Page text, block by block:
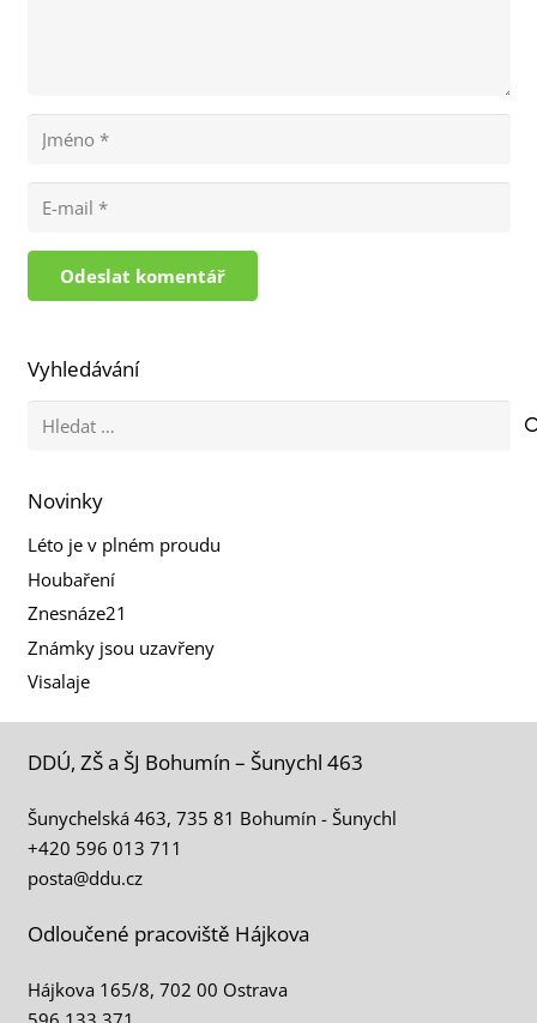
Odeslat komentář
Vyhledávání
Vyhledávání
Novinky
Léto je v plném proudu
Houbaření
Znesnáze21
Známky jsou uzavřeny
Visalaje
DDÚ, ZŠ a ŠJ Bohumín – Šunychl 463
Šunychelská 463, 735 81 Bohumín - Šunychl
+420 596 013 711
posta@ddu.cz
Odloučené pracoviště Hájkova
Hájkova 165/8, 702 00 Ostrava